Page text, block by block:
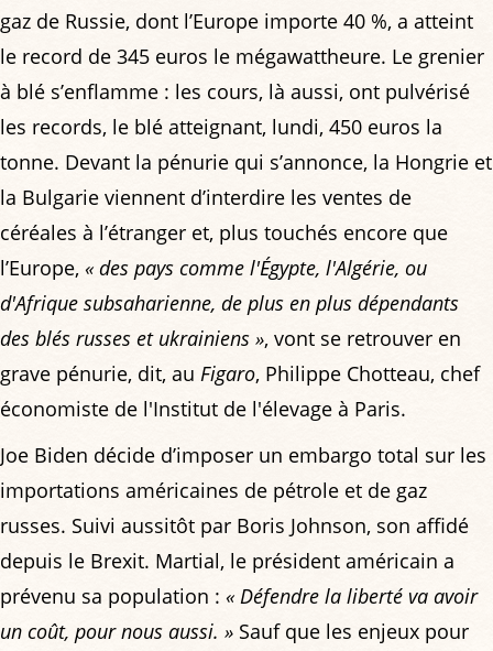
gaz de Russie, dont l’Europe importe 40 %, a atteint
le record de 345 euros le mégawattheure. Le grenier
à blé s’enflamme : les cours, là aussi, ont pulvérisé
les records, le blé atteignant, lundi, 450 euros la
tonne. Devant la pénurie qui s’annonce, la Hongrie et
la Bulgarie viennent d’interdire les ventes de
céréales à l’étranger et, plus touchés encore que
l’Europe, « des pays comme l'Égypte, l'Algérie, ou
d'Afrique subsaharienne, de plus en plus dépendants
des blés russes et ukrainiens », vont se retrouver en
grave pénurie, dit, au Figaro, Philippe Chotteau, chef
économiste de l'Institut de l'élevage à Paris.
Joe Biden décide d’imposer un embargo total sur les
importations américaines de pétrole et de gaz
russes. Suivi aussitôt par Boris Johnson, son affidé
depuis le Brexit. Martial, le président américain a
prévenu sa population : « Défendre la liberté va avoir
un coût, pour nous aussi. » Sauf que les enjeux pour